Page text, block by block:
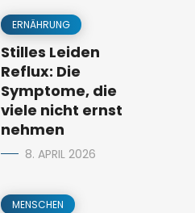
ERNÄHRUNG
Stilles Leiden
Reflux: Die
Symptome, die
viele nicht ernst
nehmen
8. APRIL 2026
MENSCHEN